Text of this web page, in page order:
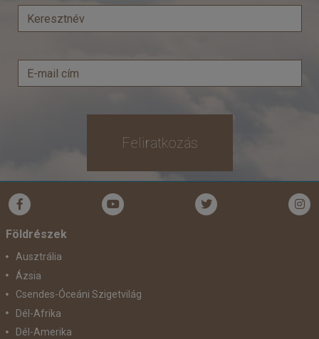
Feliratkozás
Földrészek
Ausztrália
Ázsia
Csendes-Óceáni Szigetvilág
Dél-Afrika
Dél-Amerika